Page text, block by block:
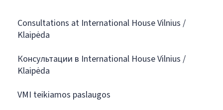
Consultations at International House Vilnius /
Klaipėda
Консультации в International House Vilnius /
Klaipėda
VMI teikiamos paslaugos